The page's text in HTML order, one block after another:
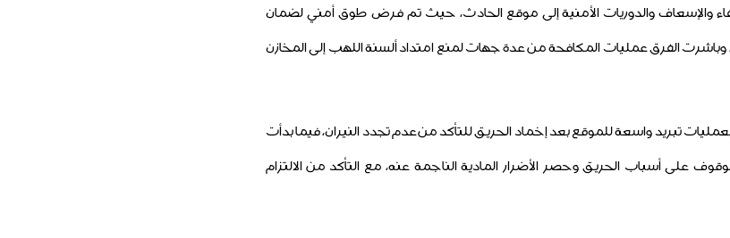
والإسعاف والدوريات الأمنية إلى موقع الحادث، حيث تم فرض طوق أمني لضمان
وباشرت الفرق عمليات المكافحة من عدة جهات لمنع امتداد ألسنة اللهب إلى المخازن
تبريد واسعة للموقع بعد إخماد الحريق للتأكد من عدم تجدد النيران، فيما بدأت
على أسباب الحريق وحصر الأضرار المادية الناجمة عنه، مع التأكد من الالتزام